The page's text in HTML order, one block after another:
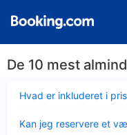
De 10 mest
Hvad er inkluderet i
Kan jeg reservere et